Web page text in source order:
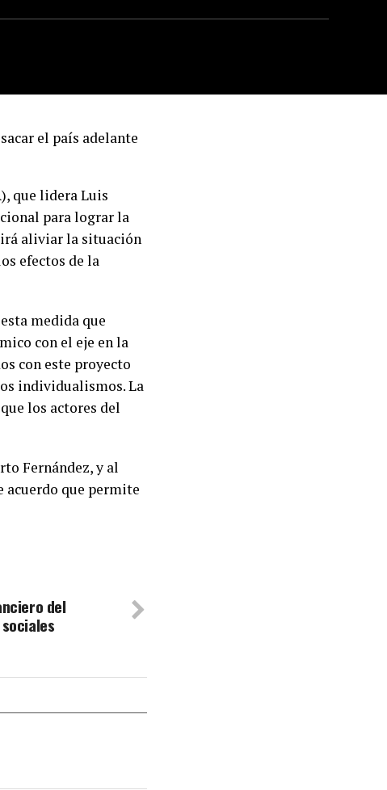
el país adelante
que lidera Luis
para lograr la
aliviar la situación
efectos de la
medida que
con el eje en la
con este proyecto
individualismos. La
los actores del
Fernández, y al
acuerdo que permite
del